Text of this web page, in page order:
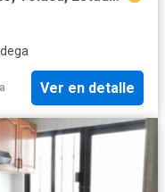
Ver en detalle